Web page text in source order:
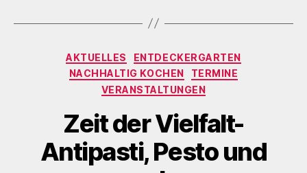
Kategorien
AKTUELLES
ENTDECKERGARTEN
NACHHALTIG KOCHEN
TERMINE
VERANSTALTUNGEN
Zeit der Vielfalt-
Antipasti, Pesto und